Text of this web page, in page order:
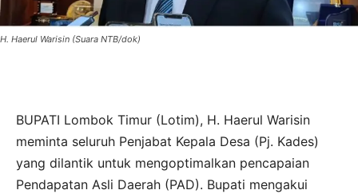
H. Haerul Warisin (Suara NTB/dok)
BUPATI Lombok Timur (Lotim), H. Haerul Warisin
meminta seluruh Penjabat Kepala Desa (Pj. Kades)
yang dilantik untuk mengoptimalkan pencapaian
Pendapatan Asli Daerah (PAD). Bupati mengakui